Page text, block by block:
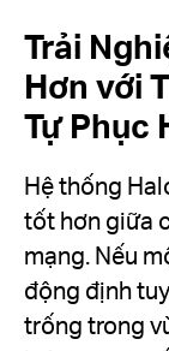
Trải
Hơn với
Tự Phục
Hệ thống
tốt hơn giữa
mạng. Nếu
động định
trống trong